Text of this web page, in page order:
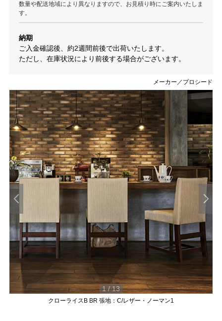
メーカー／プロシード
クローライスB BR 張地：C/レザー・ノーマン1
1/13
数量や配送地域により異なりますので、お見積り時にご案内いたしま
す。
納期
ご入金確認後、約2週間前後で出荷いたします。
ただし、在庫状況により前後する場合がございます。